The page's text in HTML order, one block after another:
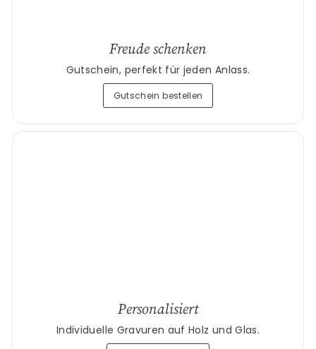
Freude schenken
Gutschein, perfekt für jeden Anlass.
Gutschein bestellen
Personalisiert
Individuelle Gravuren auf Holz und Glas.